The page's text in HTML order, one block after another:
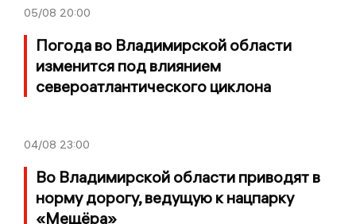
05/08 20:00
Погода во Владимирской области
изменится под влиянием
североатлантического циклона
04/08 23:00
Во Владимирской области приводят в
норму дорогу, ведущую к нацпарку
«Мещёра»